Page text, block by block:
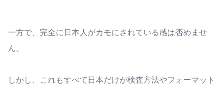
一方で、完全に日本人がカモにされている感は否めませ
ん。
しかし、これもすべて日本だけが検査方法やフォーマット